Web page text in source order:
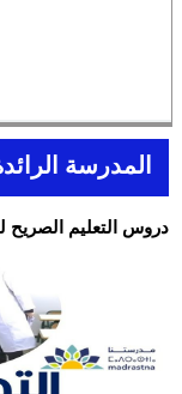
المدرسة
دروس التعليم الصريح